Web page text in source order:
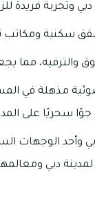
وتجربة فريدة
سكنية ومكاتب
والترفيه، مما
مذهلة في
سحريًا على
وأحد الوجهات
دبي ومعالمها